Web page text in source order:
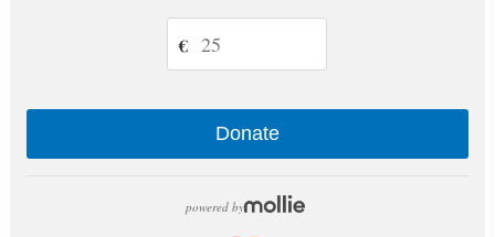
€
Donate
powered by